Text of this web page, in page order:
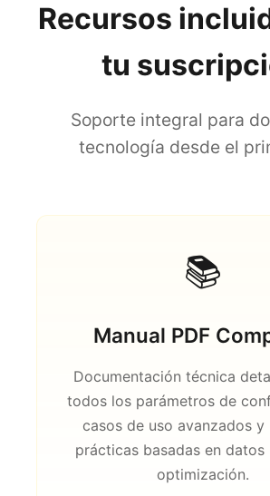
Recursos
tu
Soporte integral para
tecnología desde el
📚
Manual PDF
Documentación técnica
todos los parámetros de
casos de uso avanzados y
prácticas basadas en datos
optimización.